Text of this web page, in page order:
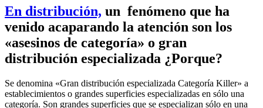
En distribución, un fenómeno que ha
venido acaparando la atención son los
«asesinos de categoría» o gran
distribución especializada ¿Porque?
Se denomina «Gran distribución especializada Categoría Killer» a
establecimientos o grandes superficies especializadas en sólo una
categoría. Son grandes superficies que se especializan sólo en una